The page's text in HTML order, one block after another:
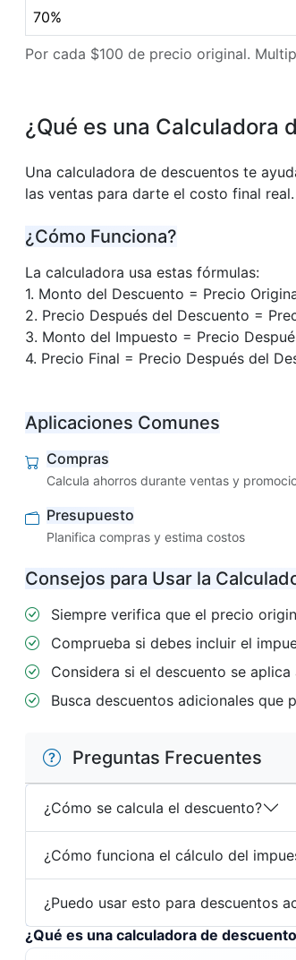
70%
Por cada $100 de precio original.
¿Qué es una Calculadora
Una calculadora de descuentos te
las ventas para darte el costo final real.
¿Cómo Funciona?
La calculadora usa estas fórmulas:
1. Monto del Descuento = Precio
2. Precio Después del Descuento =
3. Monto del Impuesto = Precio
4. Precio Final = Precio Después del
Aplicaciones Comunes
Compras
Calcula ahorros durante ventas y
Presupuesto
Planifica compras y estima costos
Consejos para Usar la
Siempre verifica que el precio
Comprueba si debes incluir el
Considera si el descuento se
Busca descuentos adicionales que
Preguntas Frecuentes
¿Cómo se calcula el descuento?
¿Cómo funciona el cálculo del
¿Puedo usar esto para descuentos
¿Qué es una calculadora de